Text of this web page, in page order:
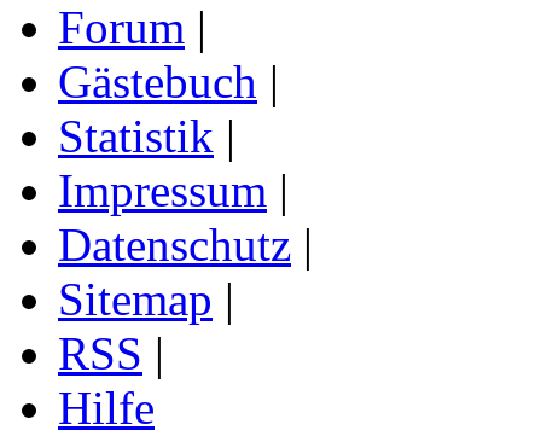
Forum |
Gästebuch |
Statistik |
Impressum |
Datenschutz |
Sitemap |
RSS |
Hilfe